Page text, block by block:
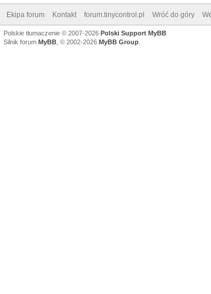
Ekipa forum Kontakt forum.tinycontrol.pl Wróć do góry
Polskie tłumaczenie © 2007-2026 Polski Support MyBB
Silnik forum MyBB , © 2002-2026 MyBB Group